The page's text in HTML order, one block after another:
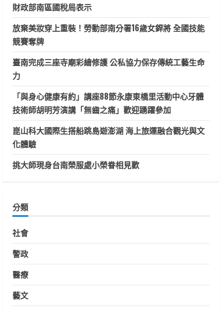
財政部南區國稅局表示
放棄美妝穿上重裝！勞動部南分署16歲女銲將 全國技能
競賽奪牌
臺南完成三座寺廟彩繪修護 公私協力保存傳統工藝生命
力
「與身心健康有約」講座88節永康東橋里活動中心牙體
技術師胡明芳演講「無齒之痛」歡迎踴躍參加
崑山科大國際生搭船跳島遊澎湖 海上旅運融合觀光與文
化體驗
挑大師現身台南榮服處小榮眷相見歡
分類
社會
警政
醫療
藝文